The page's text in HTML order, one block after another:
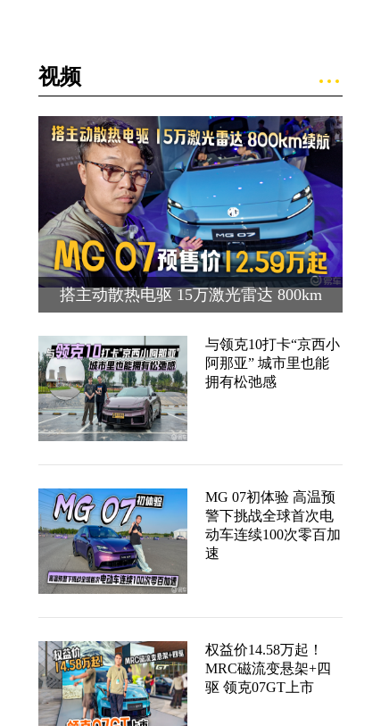
视频
搭主动散热电驱 15万激光雷达 800km
与领克10打卡“京西小
阿那亚” 城市里也能
拥有松弛感
MG 07初体验 高温预
警下挑战全球首次电
动车连续100次零百加
速
权益价14.58万起！
MRC磁流变悬架+四
驱 领克07GT上市